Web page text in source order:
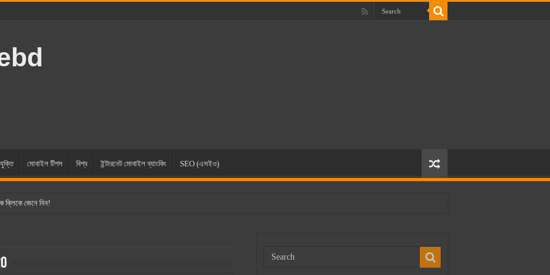
মোবাইল টিপস বিশ্ব ইন্টারনেট মোবাইল ব্যাংকিং SEO (এসইও)
ক্লিকে জেনে নিন!